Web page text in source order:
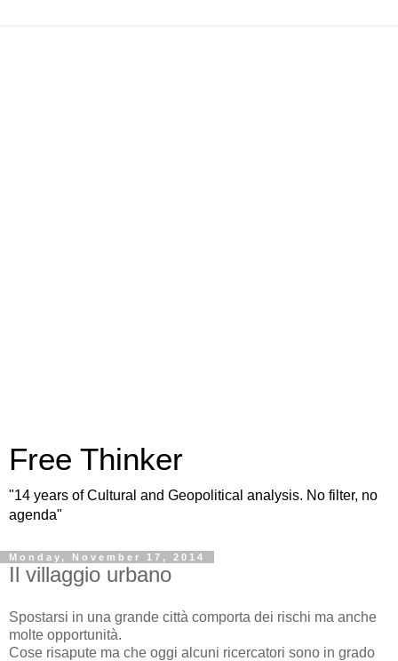
Free Thinker
"14 years of Cultural and Geopolitical analysis. No filter, no
agenda"
Monday, November 17, 2014
Il villaggio urbano
Spostarsi in una grande città comporta dei rischi ma anche
molte opportunità.
Cose risapute ma che oggi alcuni ricercatori sono in grado